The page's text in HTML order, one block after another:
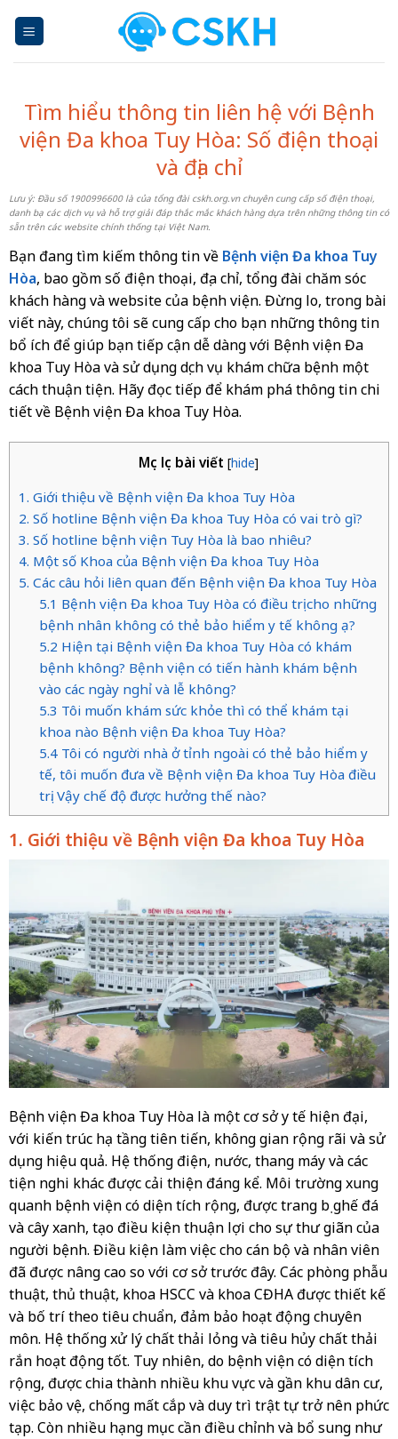
Tìm hiểu thông tin liên hệ với Bệnh
viện Đa khoa Tuy Hòa: Số điện thoại
và địa chỉ
Lưu ý: Đầu số 1900996600 là của tổng đài cskh.org.vn chuyên cung cấp số điện thoại,
danh bạ các dịch vụ và hỗ trợ giải đáp thắc mắc khách hàng dựa trên những thông tin có
sẵn trên các website chính thống tại Việt Nam.
Bạn đang tìm kiếm thông tin về Bệnh viện Đa khoa Tuy
Hòa, bao gồm số điện thoại, địa chỉ, tổng đài chăm sóc
khách hàng và website của bệnh viện. Đừng lo, trong bài
viết này, chúng tôi sẽ cung cấp cho bạn những thông tin
bổ ích để giúp bạn tiếp cận dễ dàng với Bệnh viện Đa
khoa Tuy Hòa và sử dụng dịch vụ khám chữa bệnh một
cách thuận tiện. Hãy đọc tiếp để khám phá thông tin chi
tiết về Bệnh viện Đa khoa Tuy Hòa.
Mục lục bài viết [hide]
1. Giới thiệu về Bệnh viện Đa khoa Tuy Hòa
2. Số hotline Bệnh viện Đa khoa Tuy Hòa có vai trò gì?
3. Số hotline bệnh viện Tuy Hòa là bao nhiêu?
4. Một số Khoa của Bệnh viện Đa khoa Tuy Hòa
5. Các câu hỏi liên quan đến Bệnh viện Đa khoa Tuy Hòa
5.1 Bệnh viện Đa khoa Tuy Hòa có điều trị cho những
bệnh nhân không có thẻ bảo hiểm y tế không ạ?
5.2 Hiện tại Bệnh viện Đa khoa Tuy Hòa có khám
bệnh không? Bệnh viện có tiến hành khám bệnh
vào các ngày nghỉ và lễ không?
5.3 Tôi muốn khám sức khỏe thì có thể khám tại
khoa nào Bệnh viện Đa khoa Tuy Hòa?
5.4 Tôi có người nhà ở tỉnh ngoài có thẻ bảo hiểm y
tế, tôi muốn đưa về Bệnh viện Đa khoa Tuy Hòa điều
trị. Vậy chế độ được hưởng thế nào?
1. Giới thiệu về Bệnh viện Đa khoa Tuy Hòa
Bệnh viện Đa khoa Tuy Hòa là một cơ sở y tế hiện đại,
với kiến trúc hạ tầng tiên tiến, không gian rộng rãi và sử
dụng hiệu quả. Hệ thống điện, nước, thang máy và các
tiện nghi khác được cải thiện đáng kể. Môi trường xung
quanh bệnh viện có diện tích rộng, được trang bị ghế đá
và cây xanh, tạo điều kiện thuận lợi cho sự thư giãn của
người bệnh. Điều kiện làm việc cho cán bộ và nhân viên
đã được nâng cao so với cơ sở trước đây. Các phòng phẫu
thuật, thủ thuật, khoa HSCC và khoa CĐHA được thiết kế
và bố trí theo tiêu chuẩn, đảm bảo hoạt động chuyên
môn. Hệ thống xử lý chất thải lỏng và tiêu hủy chất thải
rắn hoạt động tốt. Tuy nhiên, do bệnh viện có diện tích
rộng, được chia thành nhiều khu vực và gần khu dân cư,
việc bảo vệ, chống mất cắp và duy trì trật tự trở nên phức
tạp. Còn nhiều hạng mục cần điều chỉnh và bổ sung như